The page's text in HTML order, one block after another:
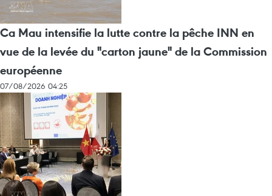
Ca Mau intensifie la lutte contre la pêche INN en
vue de la levée du "carton jaune" de la Commission
européenne
07/08/2026 04:25